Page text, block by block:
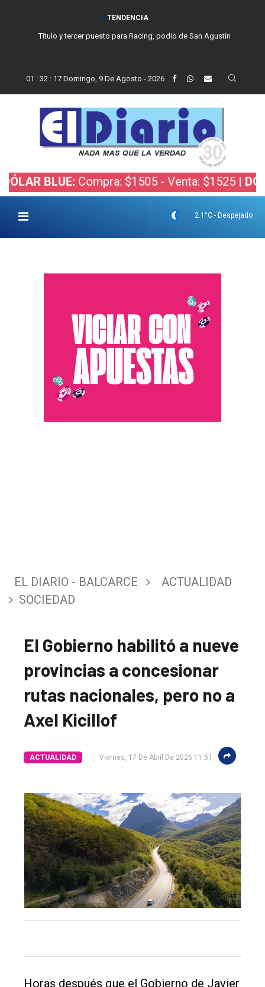
TENDENCIA
Título y tercer puesto para Racing, podio de San Agustín
01 : 32 : 18 Domingo, 9 De Agosto - 2026
BLUE:Compra: $1505 - Venta: $1525 |DÓLAR
2.1°C - Despejado
El
único
DIARIO
Inicio
EL DIARIO - BALCARCE
ACTUALIDAD
SOCIEDAD
El Gobierno habilitó a nueve
provincias a concesionar
rutas nacionales, pero no a
Axel Kicillof
ACTUALIDAD Viernes, 17 De Abril De 2026 11:51
Horas después que el Gobierno de Javier